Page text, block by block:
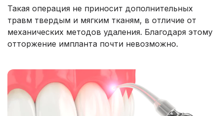
Такая операция не приносит дополнительных
травм твердым и мягким тканям, в отличие от
механических методов удаления. Благодаря этому
отторжение импланта почти невозможно.